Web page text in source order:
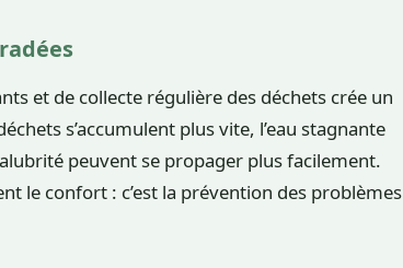
et de collecte régulière des déchets crée un
s’accumulent plus vite, l’eau stagnante
peuvent se propager plus facilement.
le confort : c’est la prévention des problèmes